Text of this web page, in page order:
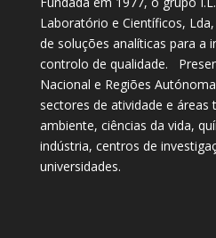
Laboratório e Científicos,
de soluções analíticas para a
controlo de qualidade.
Nacional e Regiões
sectores de atividade e áreas
ambiente, ciências da vida,
indústria, centros de
universidades.